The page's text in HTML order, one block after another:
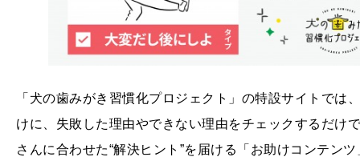
「犬の歯みがき習慣化プロジェクト」の特設サイトで
けに、失敗した理由やできない理由をチェックするだけ
さんに合わせた“解決ヒント”を届ける「お助けコンテン